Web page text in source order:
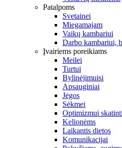
Patalpoms
Svetainei
Miegamajam
Vaikų kambariui
Darbo kambariui,
Įvairiems poreikiams
Meilei
Turtui
Bylinėjimuisi
Apsauginiai
Jėgos
Sėkmei
Optimizmui skatinti
Kelionėms
Laikantis dietos
Komunikacijai